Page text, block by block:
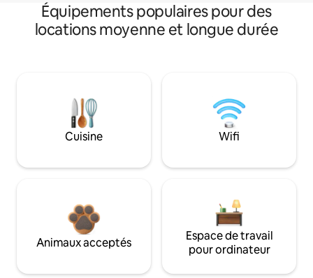
Équipements populaires pour des
locations moyenne et longue durée
Cuisine Wifi
Animaux acceptés
Espace de travail
pour ordinateur